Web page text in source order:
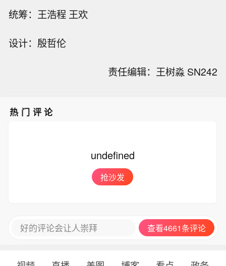
统筹：王浩程 王欢
设计：殷哲伦
责任编辑：王树淼 SN242
热门评论
undefined
抢沙发
好的评论会让人崇拜 查看4661条评论